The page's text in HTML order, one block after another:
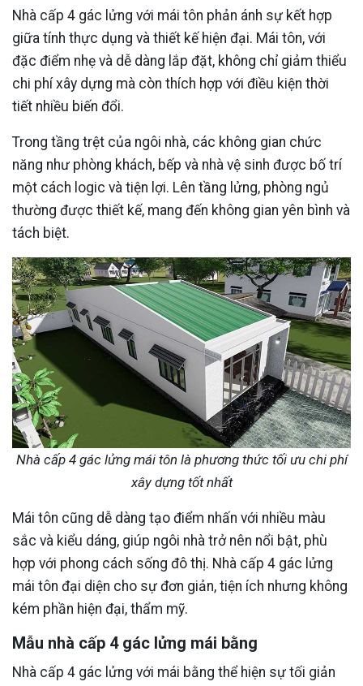
Nhà cấp 4 gác lửng với mái tôn phản ánh sự kết hợp
giữa tính thực dụng và thiết kế hiện đại. Mái tôn, với
đặc điểm nhẹ và dễ dàng lắp đặt, không chỉ giảm thiểu
chi phí xây dựng mà còn thích hợp với điều kiện thời
tiết nhiều biến đổi.
Trong tầng trệt của ngôi nhà, các không gian chức
năng như phòng khách, bếp và nhà vệ sinh được bố trí
một cách logic và tiện lợi. Lên tầng lửng, phòng ngủ
thường được thiết kế, mang đến không gian yên bình và
tách biệt.
Nhà cấp 4 gác lửng mái tôn là phương thức tối ưu chi phí
xây dựng tốt nhất
Mái tôn cũng dễ dàng tạo điểm nhấn với nhiều màu
sắc và kiểu dáng, giúp ngôi nhà trở nên nổi bật, phù
hợp với phong cách sống đô thị. Nhà cấp 4 gác lửng
mái tôn đại diện cho sự đơn giản, tiện ích nhưng không
kém phần hiện đại, thẩm mỹ.
Mẫu nhà cấp 4 gác lửng mái bằng
Nhà cấp 4 gác lửng với mái bằng thể hiện sự tối giản